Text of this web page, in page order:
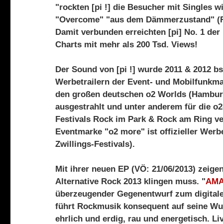
"rockten [pi !] die Besucher mit Singles
"Overcome" "aus dem Dämmerzustand"
Damit verbunden erreichten [pi] No. 1 der
Charts mit mehr als 200 Tsd. Views!
Der Sound von [pi !] wurde 2011 & 2012
Werbetrailern der Event- und
den großen deutschen o2 Worlds
ausgestrahlt und unter anderem für die
Festivals Rock im Park & Rock am Ring
Eventmarke "o2 more" ist offizieller
Zwillings-Festivals).
Mit ihrer neuen EP (VÖ: 21/06/2013)
Alternative Rock 2013 klingen muss. "
überzeugender Gegenentwurf zum
führt Rockmusik konsequent auf seine
ehrlich und erdig, rau und energetisch.